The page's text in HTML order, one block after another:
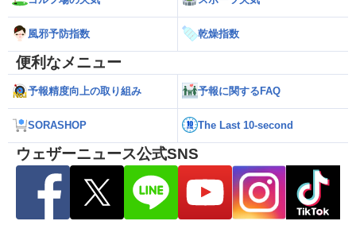
風邪予防指数 乾燥指数
便利なメニュー
予報精度向上の取り組み 予報に関するFAQ
SORASHOP The Last 10-second
ウェザーニュース公式SNS